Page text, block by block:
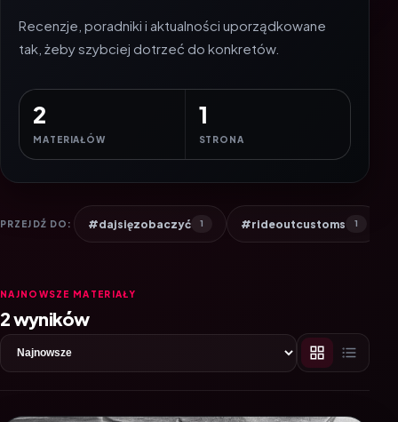
Recenzje, poradniki i aktualności uporządkowane
tak, żeby szybciej dotrzeć do konkretów.
2
MATERIAŁÓW
1
STRONA
PRZEJDŹ DO: #dajsięzobaczyć 1 #rideoutcustoms 1
NAJNOWSZE MATERIAŁY
2 wyników